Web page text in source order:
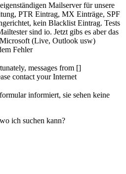
Mailserver für unsere
PTR Eintrag, MX Einträge, SPF
kein Blacklist Eintrag. Tests
sind io. Jetzt gibs es aber das
(Live, Outlook usw)
Fehler
messages from []
contact your Internet
informiert, sie sehen keine
ich suchen kann?